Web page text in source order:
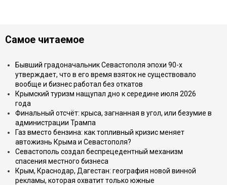
Самое читаемое
Бывший градоначальник Севастополя эпохи 90-х
утверждает, что в его время взяток не существовало
вообще и бизнес работал без откатов
Крымский туризм нащупал дно к середине июля 2026
года
Финальный отсчёт: крыса, загнанная в угол, или безумие в
администрации Трампа
Газ вместо бензина: как топливный кризис меняет
автожизнь Крыма и Севастополя?
Севастополь создал беспрецедентный механизм
спасения местного бизнеса
Крым, Краснодар, Дагестан: география новой винной
рекламы, которая охватит только южные